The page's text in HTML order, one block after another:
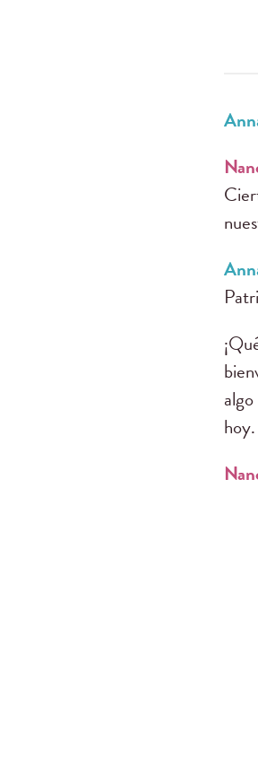
hoy.